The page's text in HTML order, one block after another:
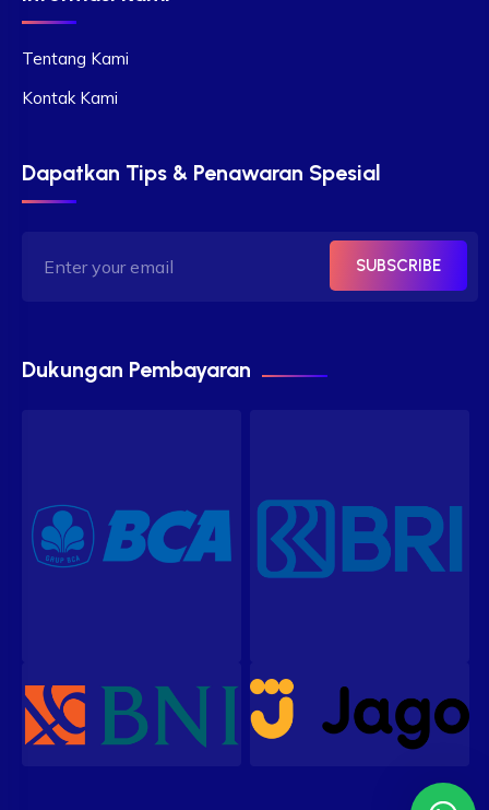
Tentang Kami
Kontak Kami
Dapatkan Tips & Penawaran Spesial
SUBSCRIBE
Dukungan Pembayaran